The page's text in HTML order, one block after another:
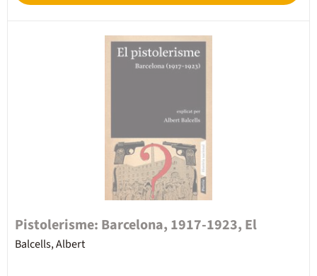
Pistolerisme: Barcelona, 1917-1923, El
Balcells, Albert